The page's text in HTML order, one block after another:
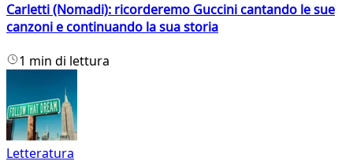
Carletti (Nomadi): ricorderemo Guccini cantando le sue
canzoni e continuando la sua storia
1 min di lettura
Letteratura